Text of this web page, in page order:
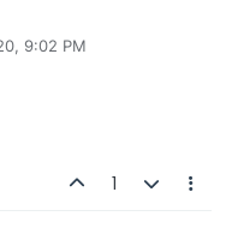
9:02 PM
1